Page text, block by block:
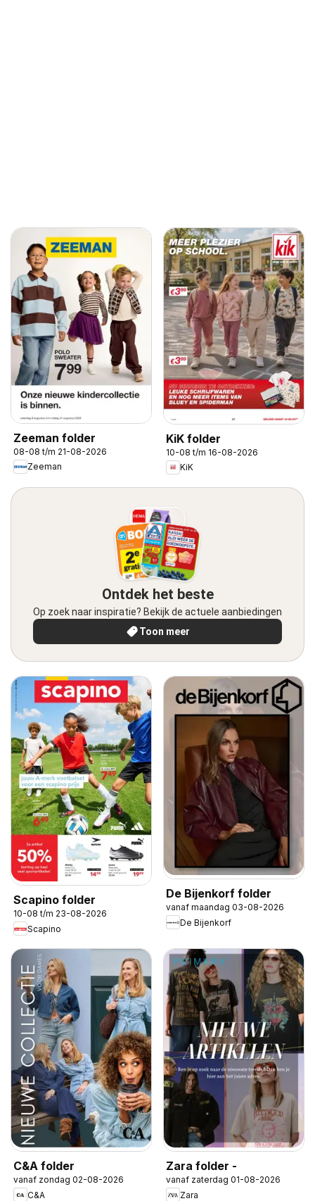
Zeeman folder
08-08 t/m 21-08-2026
Zeeman
KiK folder
10-08 t/m 16-08-2026
KiK
Ontdek het beste
Op zoek naar inspiratie? Bekijk de actuele aanbiedingen
Toon meer
Scapino folder
10-08 t/m 23-08-2026
Scapino
De Bijenkorf folder
vanaf maandag 03-08-2026
De Bijenkorf
C&A folder
vanaf zondag 02-08-2026
C&A
Zara folder -
vanaf zaterdag 01-08-2026
Zara